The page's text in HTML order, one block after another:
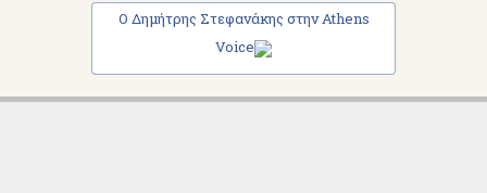
Ο Δημήτρης Στεφανάκης στην Athens
Voice